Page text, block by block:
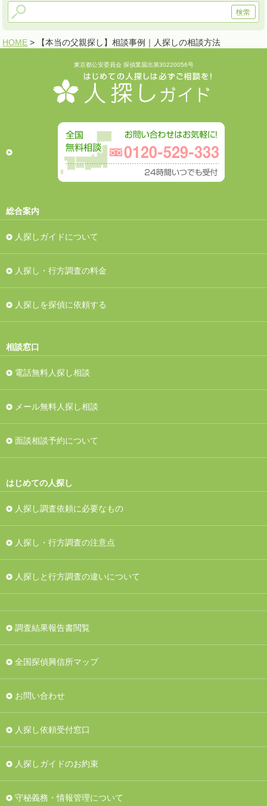
HOME > 【本当の父親探し】相談事例｜人探しの相談方法
東京都公安委員会 探偵業届出第30220056号
総合案内
人探しガイドについて
人探し・行方調査の料金
人探しを探偵に依頼する
相談窓口
電話無料人探し相談
メール無料人探し相談
面談相談予約について
はじめての人探し
人探し調査依頼に必要なもの
人探し・行方調査の注意点
人探しと行方調査の違いについて
調査結果報告書閲覧
全国探偵興信所マップ
お問い合わせ
人探し依頼受付窓口
人探しガイドのお約束
守秘義務・情報管理について